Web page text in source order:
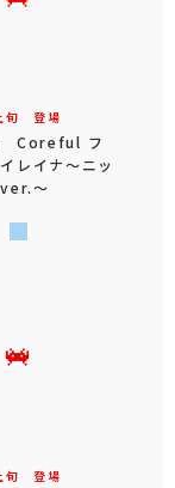
旬 登場
Coreful フ
レイナ～ニッ
ver.～
旬 登場